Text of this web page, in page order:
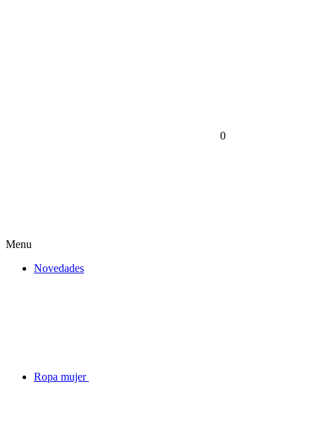
0
Menu
Novedades
Ropa mujer